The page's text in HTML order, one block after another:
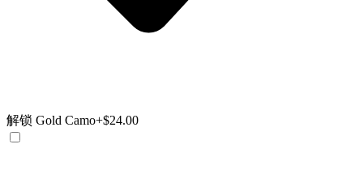
解锁 Gold Camo+$24.00